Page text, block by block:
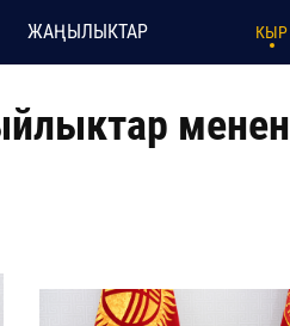
ЖАҢЫЛЫКТАР КЫР
менен